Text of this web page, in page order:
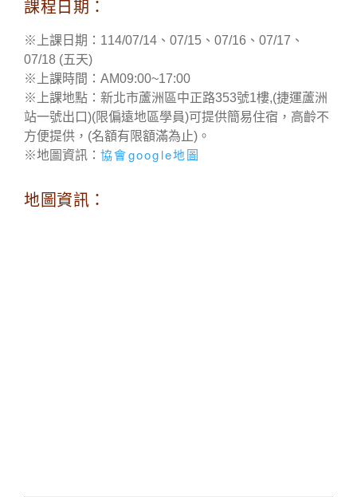
課程日期：
※上課日期：114/07/14、07/15、07/16、07/17、
07/18 (五天)
※上課時間：AM09:00~17:00
※上課地點：新北市蘆洲區中正路353號1樓,(捷運蘆洲
站一號出口)(限偏遠地區學員)可提供簡易住宿，高齡不
方便提供，(名額有限額滿為止)。
※地圖資訊： 協會google地圖
地圖資訊：